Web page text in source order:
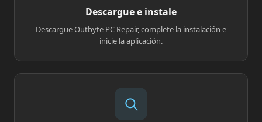
Descargue e instale
Descargue Outbyte PC Repair, complete la instalación e
inicie la aplicación.